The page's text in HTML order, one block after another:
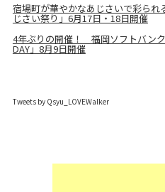
宿場町が華やかなあじさいで彩ら
じさい祭り」6月17日・18日開催
4年ぶりの開催！ 福岡ソフトバン
DAY」8月9日開催
Tweets by Qsyu_LOVEWalker